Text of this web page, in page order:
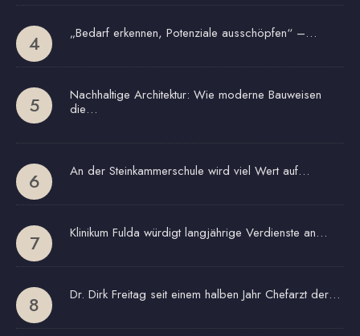
„Bedarf erkennen, Potenziale ausschöpfen“ –…
Nachhaltige Architektur: Wie moderne Bauweisen
die…
An der Steinkammerschule wird viel Wert auf…
Klinikum Fulda würdigt langjährige Verdienste an…
Dr. Dirk Freitag seit einem halben Jahr Chefarzt der…